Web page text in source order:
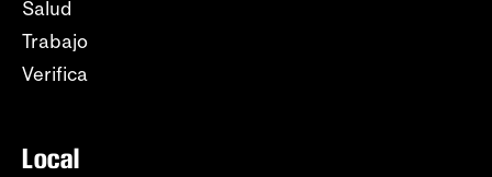
Salud
Trabajo
Verifica
Local